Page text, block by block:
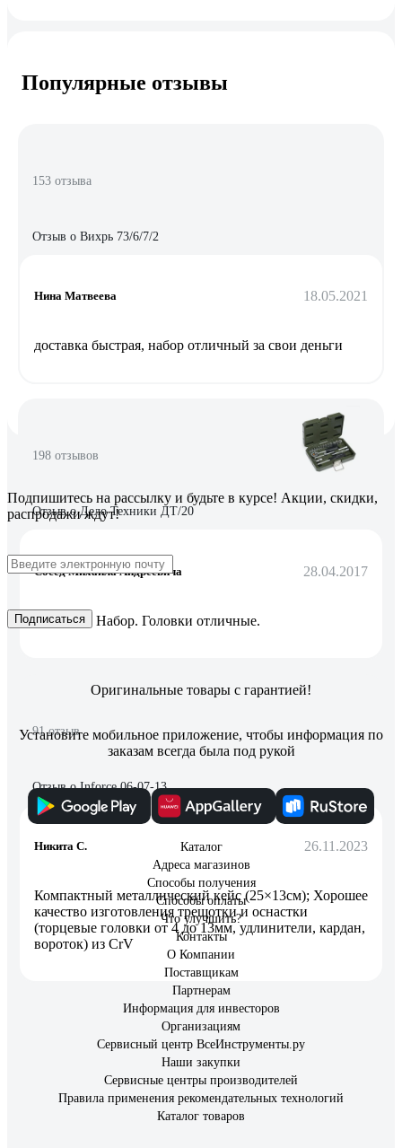
Популярные отзывы
153 отзыва
Отзыв о Вихрь 73/6/7/2
Нина Матвеева 18.05.2021
доставка быстрая, набор отличный за свои деньги
198 отзывов
Отзыв о Дело Техники ДТ/20
Сосед Михаила Андреевича 28.04.2017
Хороший Набор. Головки отличные.
91 отзыв
Отзыв о Inforce 06-07-13
Никита С. 26.11.2023
Компактный металлический кейс (25×13см); Хорошее
качество изготовления трещотки и оснастки
(торцевые головки от 4 до 13мм, удлинители, кардан,
вороток) из CrV
Подпишитесь на рассылку и будьте в курсе! Акции, скидки,
распродажи ждут!
Подписаться
Оригинальные товары с гарантией!
Установите мобильное приложение, чтобы информация по
заказам всегда была под рукой
Каталог
Адреса магазинов
Способы получения
Способы оплаты
Что улучшить?
Контакты
О Компании
Поставщикам
Партнерам
Информация для инвесторов
Организациям
Сервисный центр ВсеИнструменты.ру
Наши закупки
Сервисные центры производителей
Правила применения рекомендательных технологий
Каталог товаров